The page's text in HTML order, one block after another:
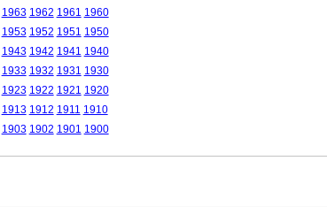
1963 1962 1961 1960
1953 1952 1951 1950
1943 1942 1941 1940
1933 1932 1931 1930
1923 1922 1921 1920
1913 1912 1911 1910
1903 1902 1901 1900